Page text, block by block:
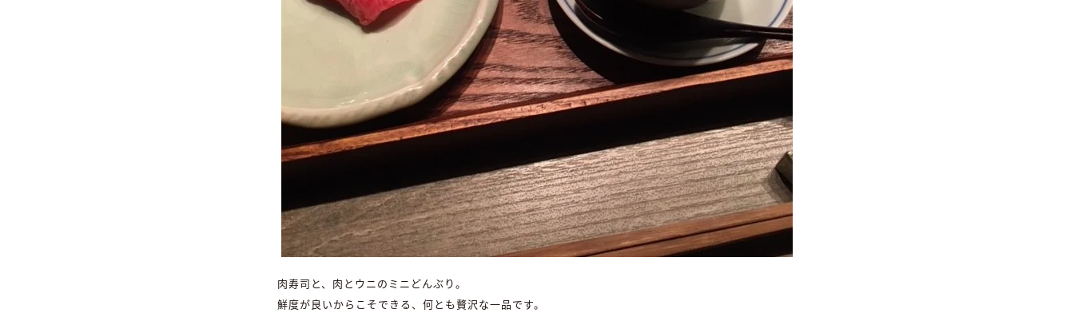
肉寿司と、肉とウニのミニどんぶり。
鮮度が良いからこそできる、何とも贅沢な一品です。